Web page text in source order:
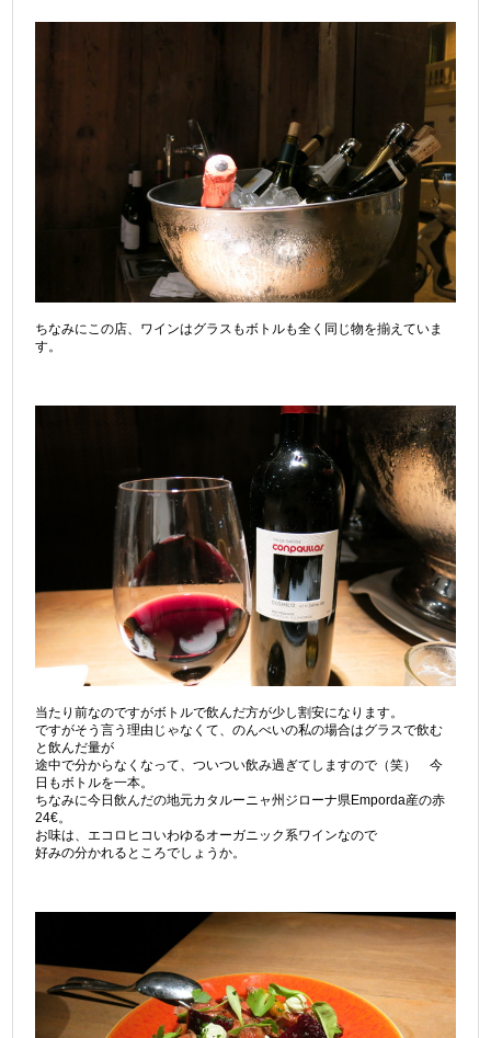
ちなみにこの店、ワインはグラスもボトルも全く同じ物を揃えていま
す。
当たり前なのですがボトルで飲んだ方が少し割安になります。
ですがそう言う理由じゃなくて、のんべいの私の場合はグラスで飲む
と飲んだ量が
途中で分からなくなって、ついつい飲み過ぎてしますので（笑） 今
日もボトルを一本。
ちなみに今日飲んだの地元カタルーニャ州ジローナ県Emporda産の赤
24€。
お味は、エコロヒコいわゆるオーガニック系ワインなので
好みの分かれるところでしょうか。